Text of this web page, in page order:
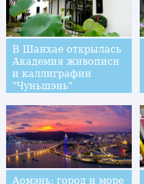
В Шанхае открылась
Академия живописи
и каллиграфии
"Чуньшэнь"
Аомэнь: город и море